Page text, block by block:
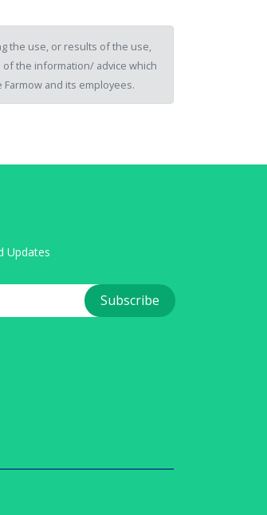
the use, or results of the use,
the information/ advice which
and its employees.
Updates